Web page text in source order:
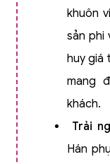
khuôn
sản phi
huy giá
mang
khách.
Trải
Hán